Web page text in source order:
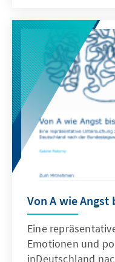
die aktuellen und
gewappnet? Das
beschreibt den
kurz- und
Von A wie
Eine
Emotionen und
inDeutschland